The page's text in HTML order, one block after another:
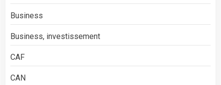
Business
Business, investissement
CAF
CAN